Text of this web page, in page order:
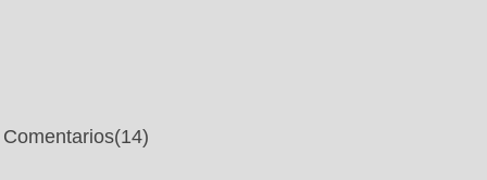
Comentarios(14)